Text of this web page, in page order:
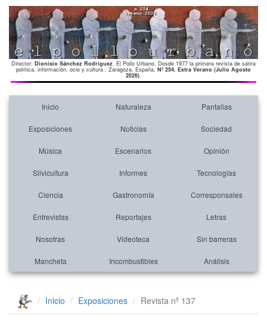
Director: Dionisio Sánchez Rodríguez. El Pollo Urbano. Desde 1977 la primera revista de sátira
política, información, ocio y cultura . Zaragoza. España. Nº 254. Extra Verano (Julio Agosto
2026).
Inicio Naturaleza Pantallas
Exposiciones Noticias Sociedad
Música Escenarios Opinión
Silvicultura Informes Tecnologías
Ciencia Gastronomía Corresponsales
Entrevistas Reportajes Letras
Nosotras Videoteca Sin barreras
Mancheta Incombustibles Análisis
Inicio Exposiciones Revista nº 137